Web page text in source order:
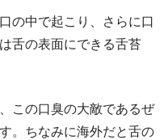
の中で起こり、さらに口
舌の表面にできる舌苔
この口臭の大敵であるぜ
。ちなみに海外だと舌の